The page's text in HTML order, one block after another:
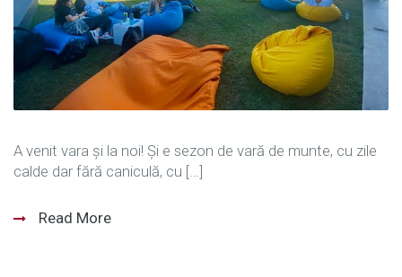
A venit vara și la noi! Și e sezon de vară de munte, cu zile
calde dar fără caniculă, cu […]
Read More